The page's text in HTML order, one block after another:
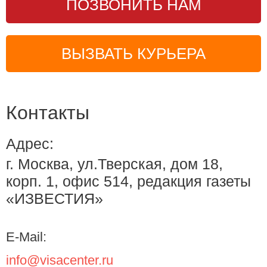
ПОЗВОНИТЬ НАМ
ВЫЗВАТЬ КУРЬЕРА
Контакты
Адрес:
г. Москва, ул.Тверская, дом 18,
корп. 1, офис 514, редакция газеты
«ИЗВЕСТИЯ»
E-Mail:
info@visacenter.ru